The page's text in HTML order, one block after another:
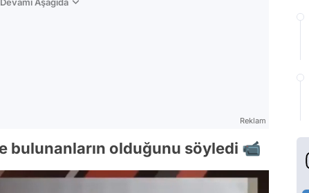
Reklam
bulunanların olduğunu söyledi 📹